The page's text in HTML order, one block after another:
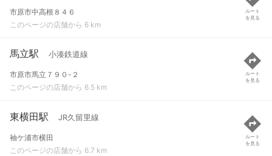
市原市中高根８４６
このページの店舗から 6 km
ルート
を見る
馬立駅 小湊鉄道線
市原市馬立７９０-２
このページの店舗から 6.5 km
ルート
を見る
東横田駅 JR久留里線
袖ケ浦市横田
このページの店舗から 6.7 km
ルート
を見る